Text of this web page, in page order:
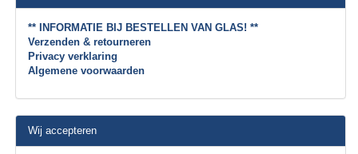
** INFORMATIE BIJ BESTELLEN VAN GLAS! **
Verzenden & retourneren
Privacy verklaring
Algemene voorwaarden
Wij accepteren